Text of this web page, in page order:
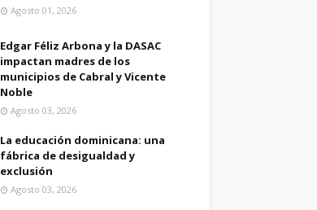
Agosto 01, 2026
Edgar Féliz Arbona y la DASAC
impactan madres de los
municipios de Cabral y Vicente
Noble
Agosto 03, 2026
La educación dominicana: una
fábrica de desigualdad y
exclusión
Agosto 03, 2026